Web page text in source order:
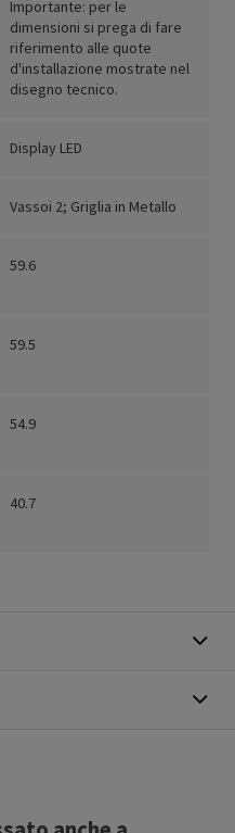
Importante: per le
dimensioni si prega di fare
riferimento alle quote
d'installazione mostrate nel
disegno tecnico.
Display LED
Vassoi 2; Griglia in Metallo
59.6
59.5
54.9
40.7